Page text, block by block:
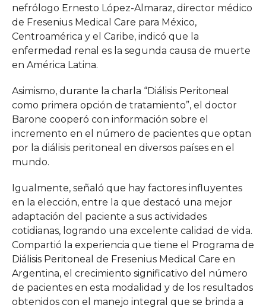
nefrólogo Ernesto López-Almaraz, director médico
de Fresenius Medical Care para México,
Centroamérica y el Caribe, indicó que la
enfermedad renal es la segunda causa de muerte
en América Latina.
Asimismo, durante la charla “Diálisis Peritoneal
como primera opción de tratamiento”, el doctor
Barone cooperó con información sobre el
incremento en el número de pacientes que optan
por la diálisis peritoneal en diversos países en el
mundo.
Igualmente, señaló que hay factores influyentes
en la elección, entre la que destacó una mejor
adaptación del paciente a sus actividades
cotidianas, logrando una excelente calidad de vida.
Compartió la experiencia que tiene el Programa de
Diálisis Peritoneal de Fresenius Medical Care en
Argentina, el crecimiento significativo del número
de pacientes en esta modalidad y de los resultados
obtenidos con el manejo integral que se brinda a